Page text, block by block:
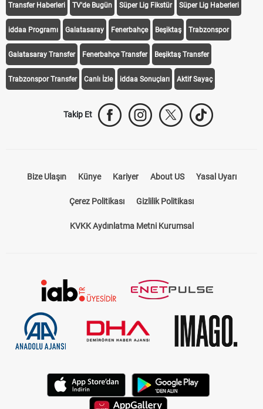
Transfer Haberleri TV'de Bugün Süper Lig Fikstür Süper Lig Haberleri
iddaa Programı Galatasaray Fenerbahçe Beşiktaş Trabzonspor
Galatasaray Transfer Fenerbahçe Transfer Beşiktaş Transfer
Trabzonspor Transfer Canlı İzle iddaa Sonuçları Aktif Sayaç
Takip Et
Bize Ulaşın Künye Kariyer About US Yasal Uyarı
Çerez Politikası Gizlilik Politikası
KVKK Aydınlatma Metni Kurumsal